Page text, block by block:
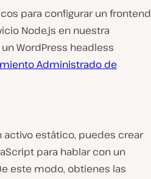
para configurar un frontend
Node.js en nuestra
un WordPress headless
Administrado de
activo estático, puedes crear
para hablar con un
este modo, obtienes las